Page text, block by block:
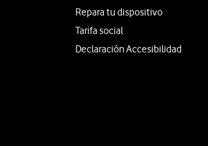
Repara tu dispositivo
Tarifa social
Declaración Accesibilidad